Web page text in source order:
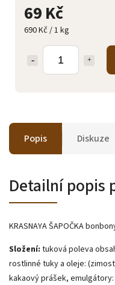
69 Kč
690 Kč / 1 kg
Popis Diskuze
Detailní popis
KRASNAYA ŠAPOČKA
Složení: tuková poleva
rostlinné tuky a oleje:
kakaový prášek, emulgátory: